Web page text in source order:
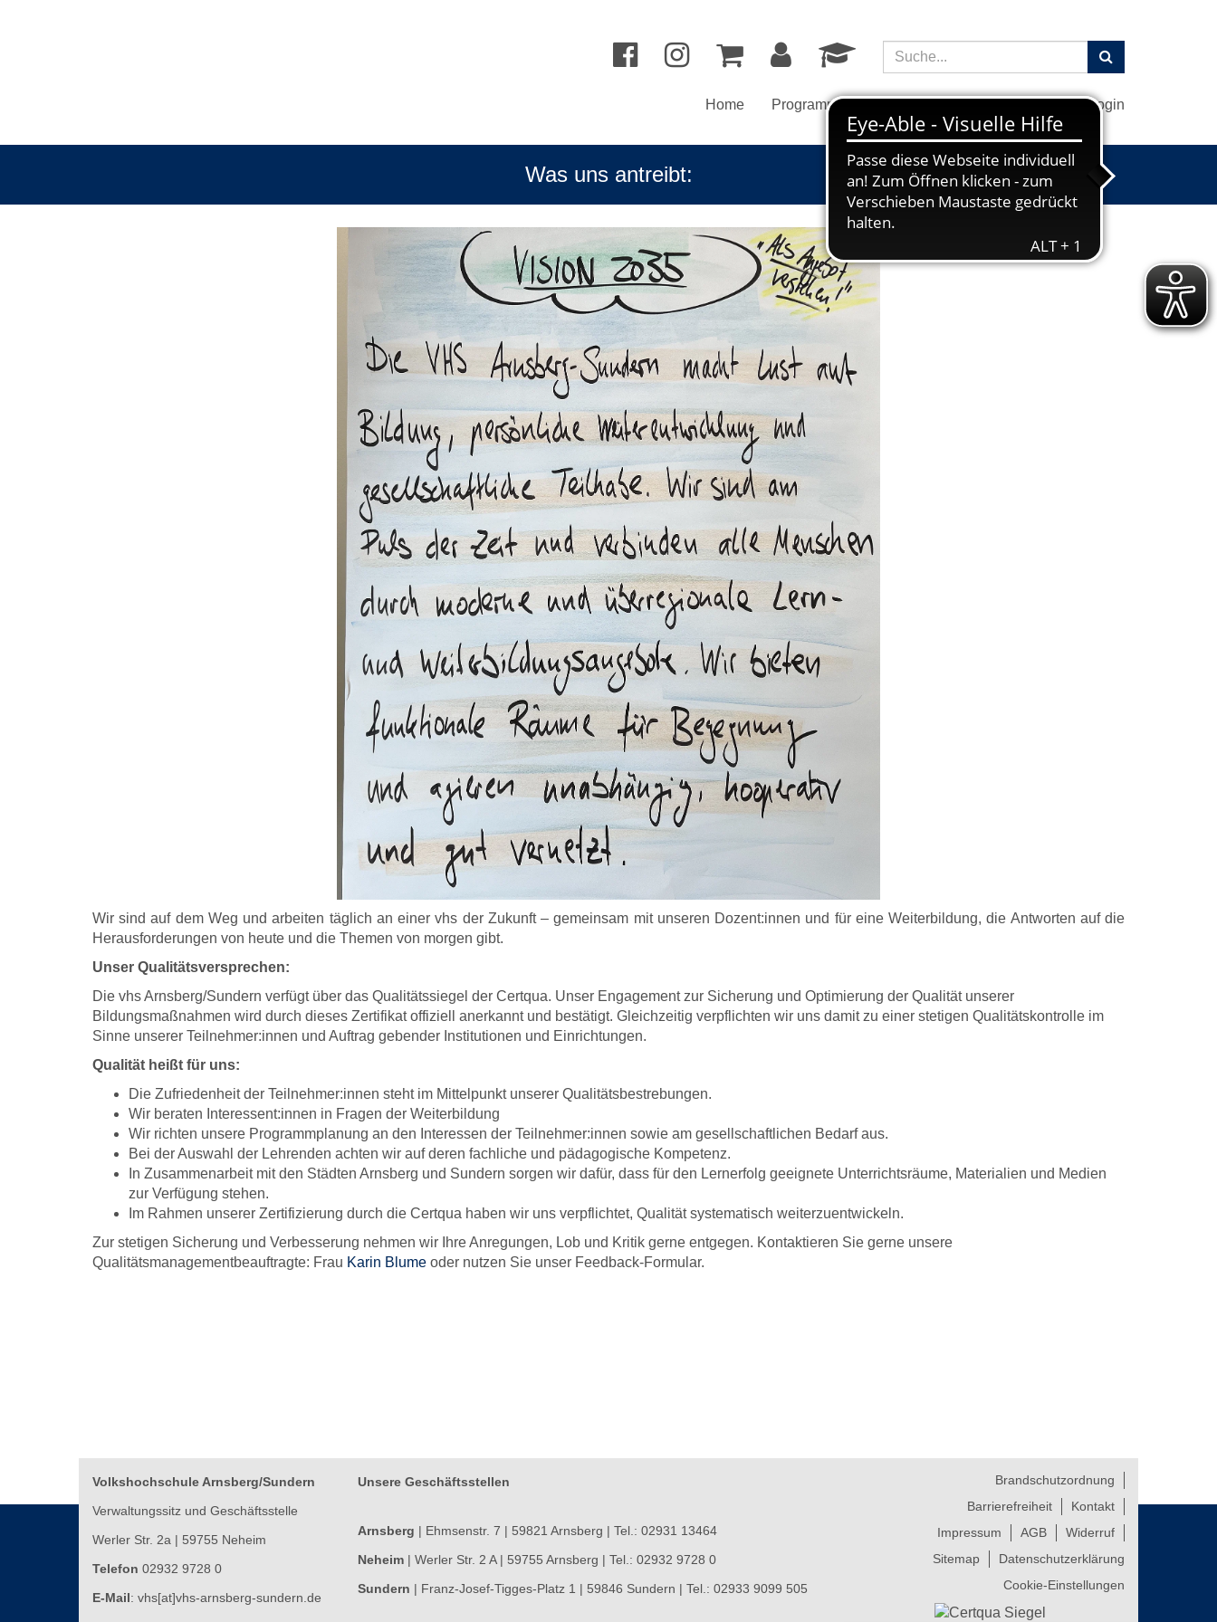
Suchbegriff:
Home Programm Login
Was uns antreibt:
Wir sind auf dem Weg und arbeiten täglich an einer vhs der Zukunft – gemeinsam mit unseren Dozent:innen und für eine Weiterbildung, die Antworten auf die
Herausforderungen von heute und die Themen von morgen gibt.
Unser Qualitätsversprechen:
Die vhs Arnsberg/Sundern verfügt über das Qualitätssiegel der Certqua. Unser Engagement zur Sicherung und Optimierung der Qualität unserer
Bildungsmaßnahmen wird durch dieses Zertifikat offiziell anerkannt und bestätigt. Gleichzeitig verpflichten wir uns damit zu einer stetigen Qualitätskontrolle im
Sinne unserer Teilnehmer:innen und Auftrag gebender Institutionen und Einrichtungen.
Qualität heißt für uns:
Die Zufriedenheit der Teilnehmer:innen steht im Mittelpunkt unserer Qualitätsbestrebungen.
Wir beraten Interessent:innen in Fragen der Weiterbildung
Wir richten unsere Programmplanung an den Interessen der Teilnehmer:innen sowie am gesellschaftlichen Bedarf aus.
Bei der Auswahl der Lehrenden achten wir auf deren fachliche und pädagogische Kompetenz.
In Zusammenarbeit mit den Städten Arnsberg und Sundern sorgen wir dafür, dass für den Lernerfolg geeignete Unterrichtsräume, Materialien und Medien
zur Verfügung stehen.
Im Rahmen unserer Zertifizierung durch die Certqua haben wir uns verpflichtet, Qualität systematisch weiterzuentwickeln.
Zur stetigen Sicherung und Verbesserung nehmen wir Ihre Anregungen, Lob und Kritik gerne entgegen. Kontaktieren Sie gerne unsere
Qualitätsmanagementbeauftragte: Frau Karin Blume oder nutzen Sie unser Feedback-Formular.
Volkshochschule Arnsberg/Sundern
Verwaltungssitz und Geschäftsstelle
Werler Str. 2a | 59755 Neheim
Telefon 02932 9728 0
E-Mail : vhs[at]vhs-arnsberg-sundern.de
Unsere Geschäftsstellen
Arnsberg | Ehmsenstr. 7 | 59821 Arnsberg | Tel.: 02931 13464
Neheim | Werler Str. 2 A | 59755 Arnsberg | Tel.: 02932 9728 0
Sundern | Franz-Josef-Tigges-Platz 1 | 59846 Sundern | Tel.: 02933 9099 505
Brandschutzordnung
Barrierefreiheit
Kontakt
Impressum
AGB
Widerruf
Sitemap
Datenschutzerklärung
Cookie-Einstellungen